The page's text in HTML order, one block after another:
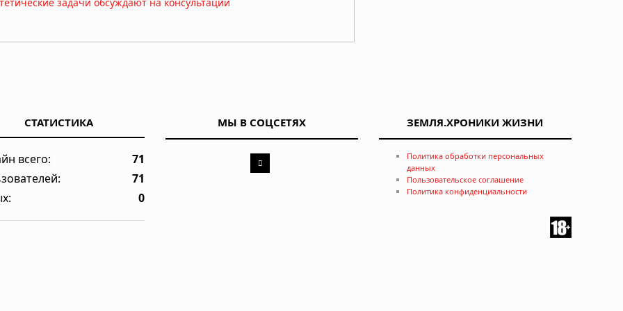
МРТ на пациента и поднять чек?
СТАТИСТИКА
всего:
71
71
0
МЫ В СОЦСЕТЯХ ЗЕМЛЯ.ХРОНИКИ ЖИЗНИ
Политика обработки персональных
данных
Пользовательское соглашение
Политика конфиденциальности